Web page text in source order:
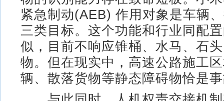
紧急制动(AEB) 作用对象是车辆
三类目标。这个功能和行业同配
似，目前不响应锥桶、水马、石
物。但在现实中，高速公路施工
辆、散落货物等静态障碍物恰是